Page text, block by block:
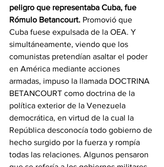
peligro que representaba Cuba, fue
Rómulo Betancourt. Promovió que
Cuba fuese expulsada de la OEA. Y
simultáneamente, viendo que los
comunistas pretendían asaltar el poder
en América mediante acciones
armadas, impuso la llamada DOCTRINA
BETANCOURT como doctrina de la
política exterior de la Venezuela
democrática, en virtud de la cual la
República desconocía todo gobierno de
hecho surgido por la fuerza y rompía
todas las relaciones. Algunos pensaron